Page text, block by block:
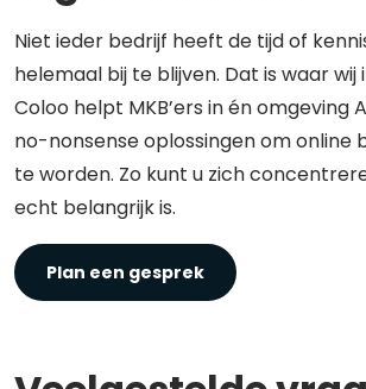
Niet ieder bedrijf heeft de tijd of
helemaal bij te blijven. Dat is waar wij
Coloo helpt MKB’ers in én
no-nonsense oplossingen om online
te worden. Zo kunt u zich
echt belangrijk is.
Plan een gesprek